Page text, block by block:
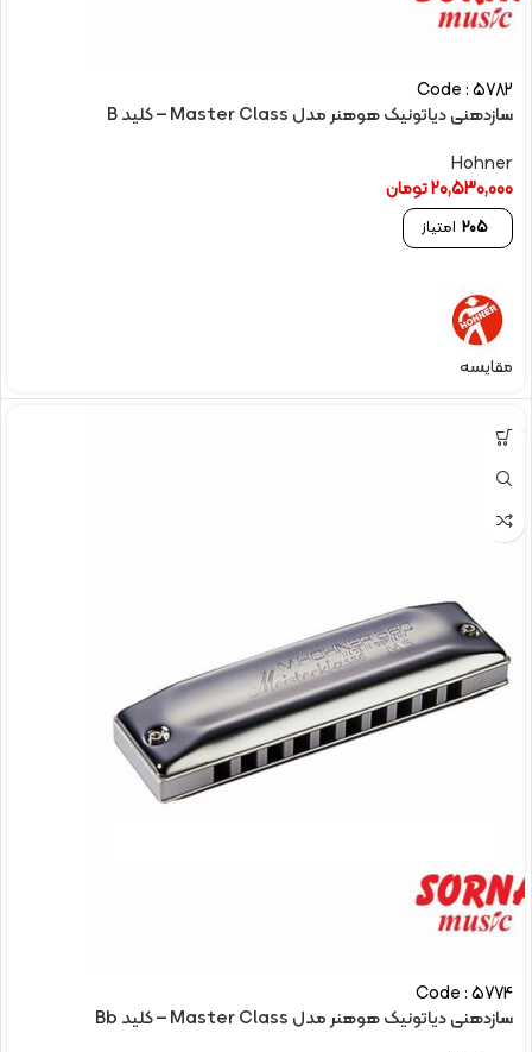
Code : 5782
سازدهنی دیاتونیک هوهنر مدل Master Class – کلید B
Hohner
20,530,000تومان
205 امتیاز
مقایسه
Code : 5774
سازدهنی دیاتونیک هوهنر مدل Master Class – کلید Bb